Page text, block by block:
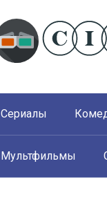
Сериалы
Мультфильмы